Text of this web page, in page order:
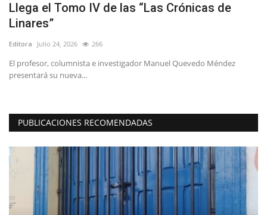
Llega el Tomo IV de las “Las Crónicas de
Linares”
Editora Julio 24, 2026 266
El profesor, columnista e investigador Manuel Quevedo Méndez
presentará su nueva...
PUBLICACIONES RECOMENDADAS